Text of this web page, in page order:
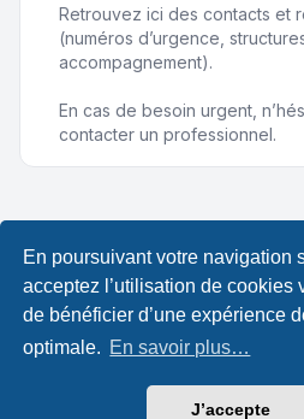
En poursuivant votre navigation
acceptez l’utilisation de cookies
de bénéficier d’une expérience
optimale. En savoir plus…
J’accepte
Retrouvez ici des contacts et
(numéros d’urgence,
accompagnement).
En cas de besoin urgent,
contacter un professionnel.
Développé parphpBB® Forum
Leenoz
Traduction française officielle©